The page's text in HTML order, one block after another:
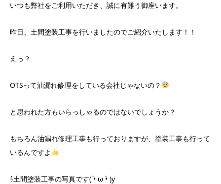
いつも弊社をご利用いただき、誠に有難う御座います。
昨日、土間塗装工事を行いましたのでご紹介いたします！！
えっ？
OTSって油漏れ修理をしている会社じゃないの？
と思われた方もいらっしゃるのではないでしょうか？
もちろん油漏れ修理工事も行っておりますが、塗装工事も行って
いるんですよ
⇩土間塗装工事の写真です( •̀ ω •́ )y